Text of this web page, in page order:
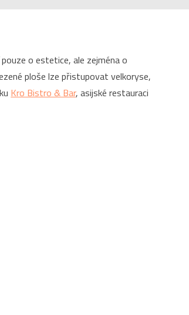
o estetice, ale zejména o
ploše lze přistupovat velkoryse,
Kro Bistro & Bar, asijské restauraci